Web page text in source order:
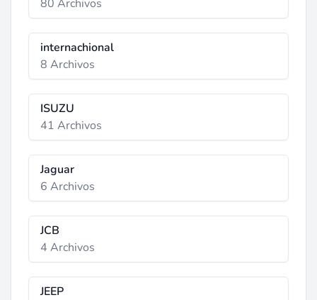
80 Archivos
internachional
8 Archivos
ISUZU
41 Archivos
Jaguar
6 Archivos
JCB
4 Archivos
JEEP